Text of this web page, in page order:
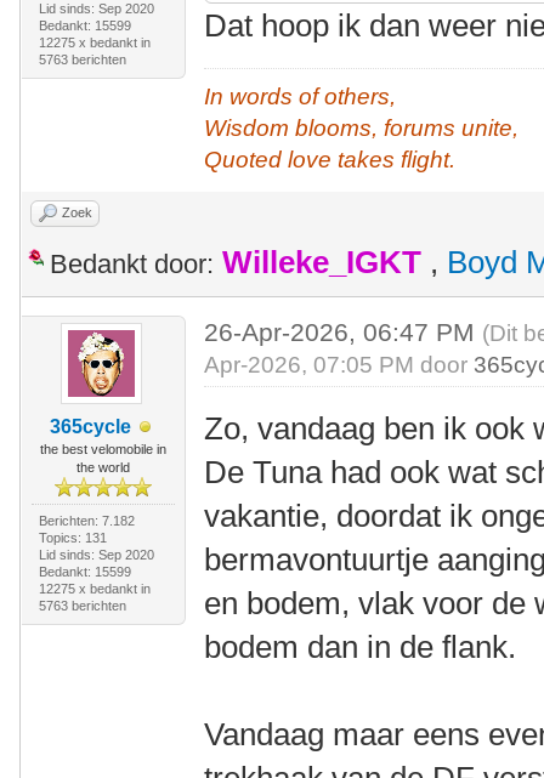
Lid sinds: Sep 2020
Bedankt: 15599
12275 x bedankt in
5763 berichten
Dat hoop ik dan weer
In words of others,
Wisdom blooms, forums unite,
Quoted love takes flight.
Zoek
Bedankt door: Willeke_IGKT , Boyd
365cycle
the best velomobile in
the world
Berichten: 7.182
Topics: 131
Lid sinds: Sep 2020
Bedankt: 15599
12275 x bedankt in
5763 berichten
26-Apr-2026, 06:47 PM (Dit
Apr-2026, 07:05 PM door
Zo, vandaag ben ik ook
De Tuna had ook wat
vakantie, doordat ik
bermavontuurtje
en bodem, vlak voor de
bodem dan in de flank.
Vandaag maar eens